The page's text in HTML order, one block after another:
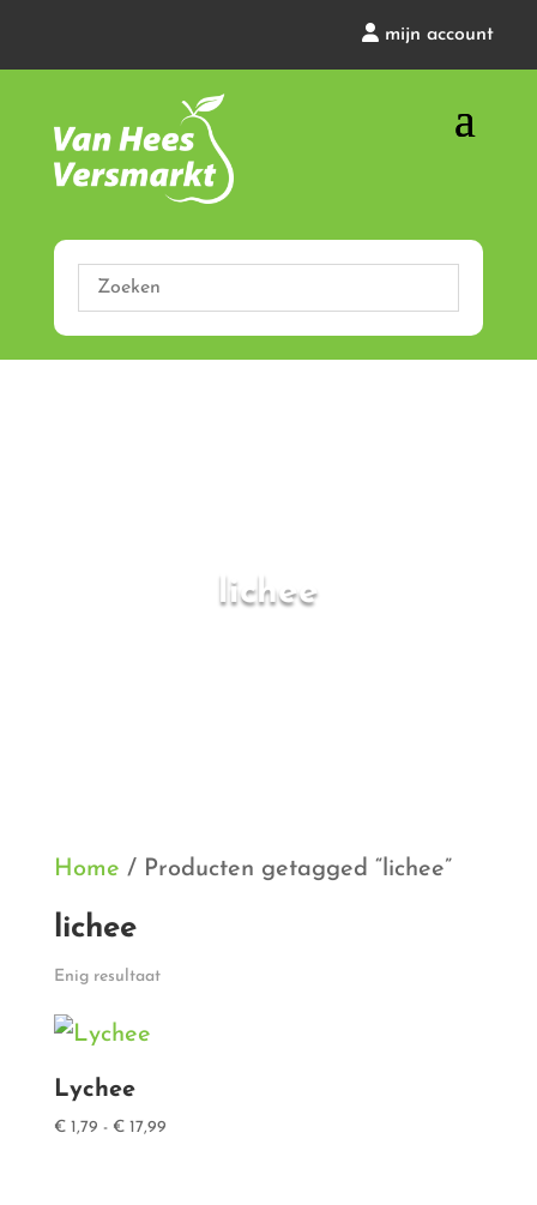
mijn account
lichee
Home / Producten getagged “lichee”
lichee
Enig resultaat
Lychee
€1,79 - €17,99Prijsklasse: